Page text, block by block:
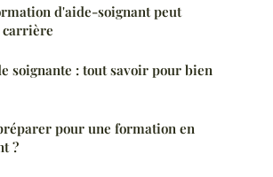
d'aide-soignant peut
carrière
soignante : tout savoir pour bien
pour une formation en
?